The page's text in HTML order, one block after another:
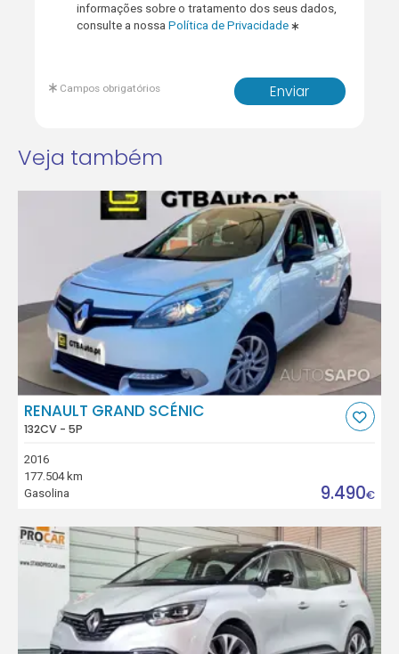
informações sobre o tratamento dos seus dados,
consulte a nossaPolítica de Privacidade
Enviar
Campos obrigatórios
Veja também
RENAULT GRAND SCÉNIC
132CV - 5P
2016
177.504 km
Gasolina
9.490€